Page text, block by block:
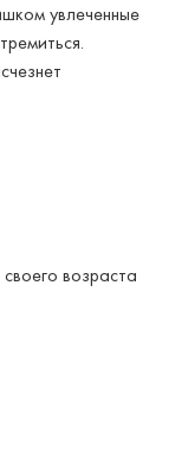
увлеченные
возраста